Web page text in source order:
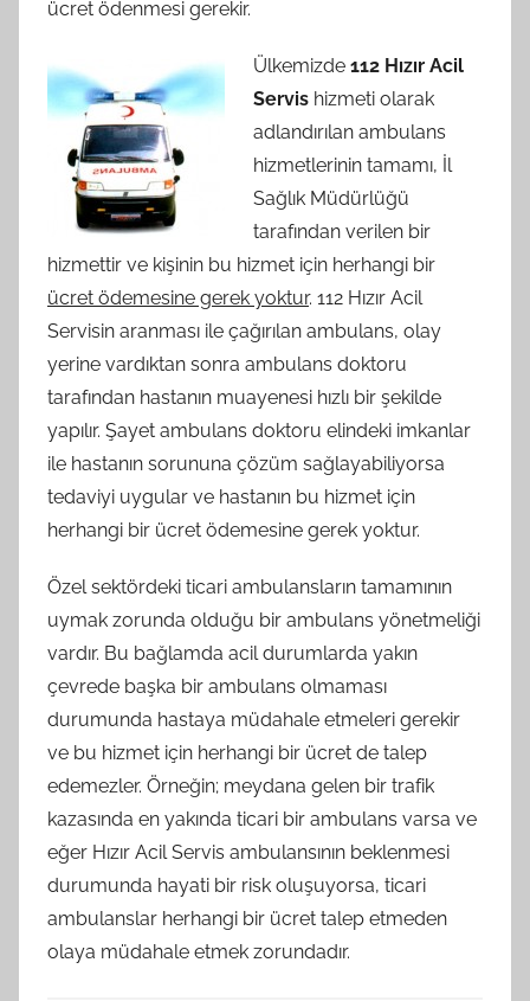
ücret ödenmesi gerekir.
Ülkemizde 112 Hızır Acil
Servis hizmeti olarak
adlandırılan ambulans
hizmetlerinin tamamı, İl
Sağlık Müdürlüğü
tarafından verilen bir
hizmettir ve kişinin bu hizmet için herhangi bir
ücret ödemesine gerek yoktur. 112 Hızır Acil
Servisin aranması ile çağırılan ambulans, olay
yerine vardıktan sonra ambulans doktoru
tarafından hastanın muayenesi hızlı bir şekilde
yapılır. Şayet ambulans doktoru elindeki imkanlar
ile hastanın sorununa çözüm sağlayabiliyorsa
tedaviyi uygular ve hastanın bu hizmet için
herhangi bir ücret ödemesine gerek yoktur.
Özel sektördeki ticari ambulansların tamamının
uymak zorunda olduğu bir ambulans yönetmeliği
vardır. Bu bağlamda acil durumlarda yakın
çevrede başka bir ambulans olmaması
durumunda hastaya müdahale etmeleri gerekir
ve bu hizmet için herhangi bir ücret de talep
edemezler. Örneğin; meydana gelen bir trafik
kazasında en yakında ticari bir ambulans varsa ve
eğer Hızır Acil Servis ambulansının beklenmesi
durumunda hayati bir risk oluşuyorsa, ticari
ambulanslar herhangi bir ücret talep etmeden
olaya müdahale etmek zorundadır.